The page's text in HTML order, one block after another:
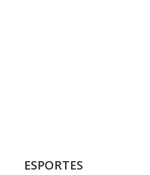
ESPORTES